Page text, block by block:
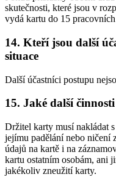
skutečnosti, které jsou v
vydá kartu do 15
14. Kteří jsou další
situace
Další účastníci postupu
15. Jaké další
Držitel karty musí nakládat
jejímu padělání nebo ničení
údajů na kartě i na
kartu ostatním osobám, ani
jakékoliv zneužití karty.